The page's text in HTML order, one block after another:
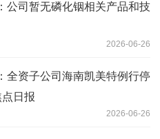
公司暂无磷化铟相关产品和技
2026-06-26
全资子公司海南凯美特例行停
日报
2026-06-26